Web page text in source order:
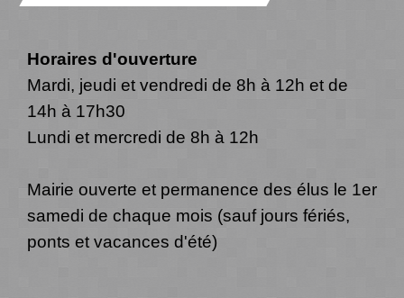
Horaires d'ouverture
Mardi, jeudi et vendredi de 8h à 12h et de
14h à 17h30
Lundi et mercredi de 8h à 12h
Mairie ouverte et permanence des élus le 1er
samedi de chaque mois (sauf jours fériés,
ponts et vacances d'été)